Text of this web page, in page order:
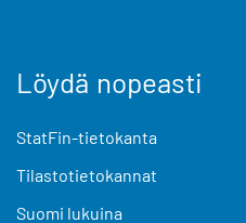
Löydä nopeasti
StatFin-tietokanta
Tilastotietokannat
Suomi lukuina